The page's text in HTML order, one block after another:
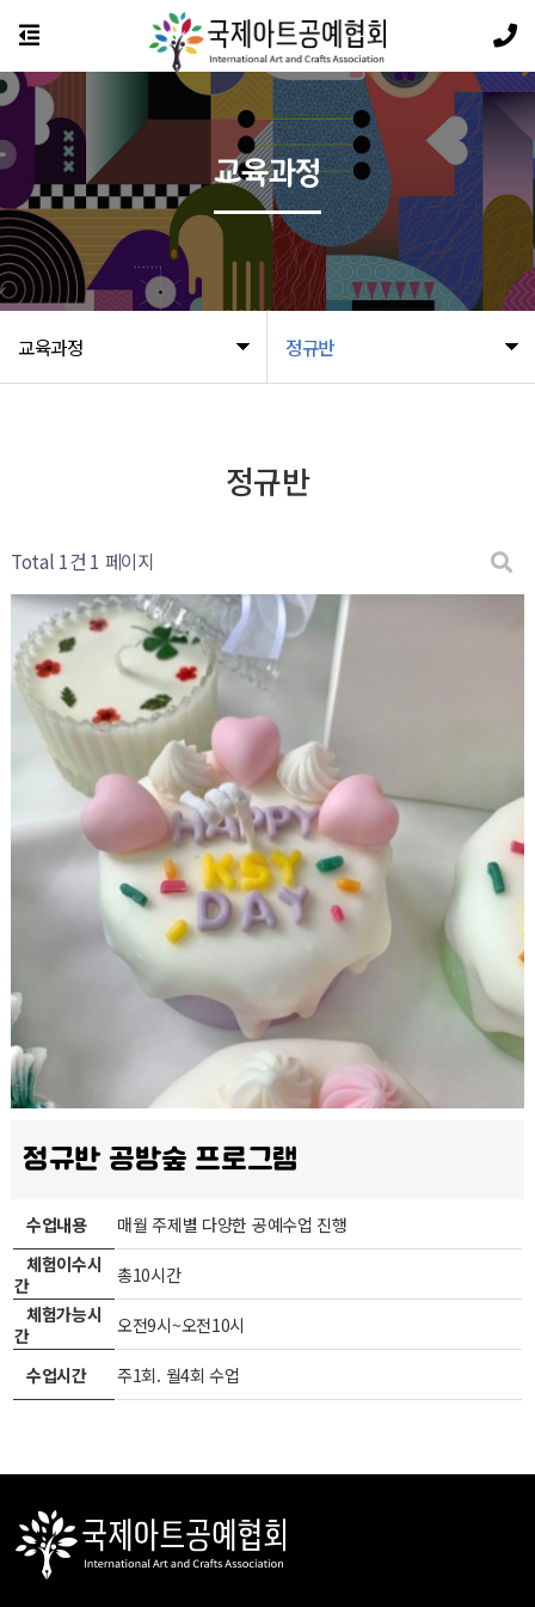
교육과정 정규반
교육과정
정규반
Total 1건 1 페이지
정규반 공방숲 프로그램
수업내용
매월 주제별 다양한 공예수업 진행
체험이수시
간
총10시간
체험가능시
간
오전9시~오전10시
수업시간 주1회. 월4회 수업